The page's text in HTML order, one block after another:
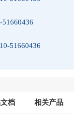
51660436
51660436
档 相关产品